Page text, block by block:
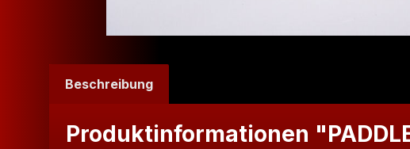
Beschreibung
Produktinformationen